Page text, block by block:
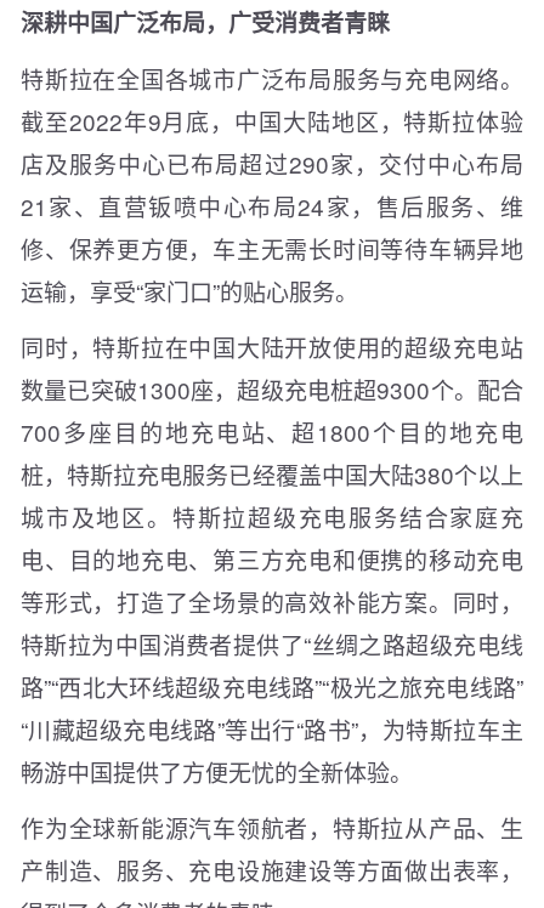
深耕中国广泛布局，广受消费者青睐
特斯拉在全国各城市广泛布局服务与充电网络。
截至2022年9月底，中国大陆地区，特斯拉体验
店及服务中心已布局超过290家，交付中心布局
21家、直营钣喷中心布局24家，售后服务、维
修、保养更方便，车主无需长时间等待车辆异地
运输，享受“家门口”的贴心服务。
同时，特斯拉在中国大陆开放使用的超级充电站
数量已突破1300座，超级充电桩超9300个。配合
700多座目的地充电站、超1800个目的地充电
桩，特斯拉充电服务已经覆盖中国大陆380个以上
城市及地区。特斯拉超级充电服务结合家庭充
电、目的地充电、第三方充电和便携的移动充电
等形式，打造了全场景的高效补能方案。同时，
特斯拉为中国消费者提供了“丝绸之路超级充电线
路”“西北大环线超级充电线路”“极光之旅充电线路”
“川藏超级充电线路”等出行“路书”，为特斯拉车主
畅游中国提供了方便无忧的全新体验。
作为全球新能源汽车领航者，特斯拉从产品、生
产制造、服务、充电设施建设等方面做出表率，